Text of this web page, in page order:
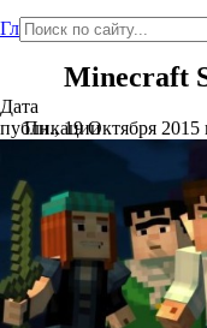
Главная
Minecraft
Дата
публикации
Пн., 19 Октября 2015